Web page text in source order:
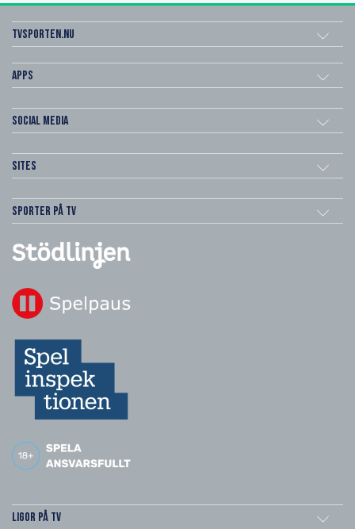
Tvsporten.nu
Apps
Social Media
Sites
Sporter på TV
Ligor på TV